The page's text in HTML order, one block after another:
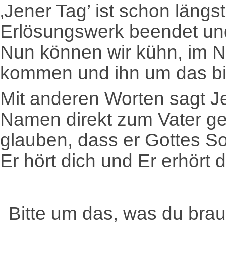
‚Jener Tag’ ist schon
Erlösungswerk beendet
Nun können wir kühn, im
kommen und ihn um das
Mit anderen Worten sagt
Namen direkt zum Vater
glauben, dass er Gottes
Er hört dich und Er erhört
Bitte um das, was du